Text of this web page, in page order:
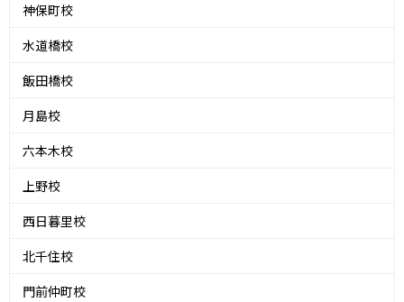
神保町校
水道橋校
飯田橋校
月島校
六本木校
上野校
西日暮里校
北千住校
門前仲町校